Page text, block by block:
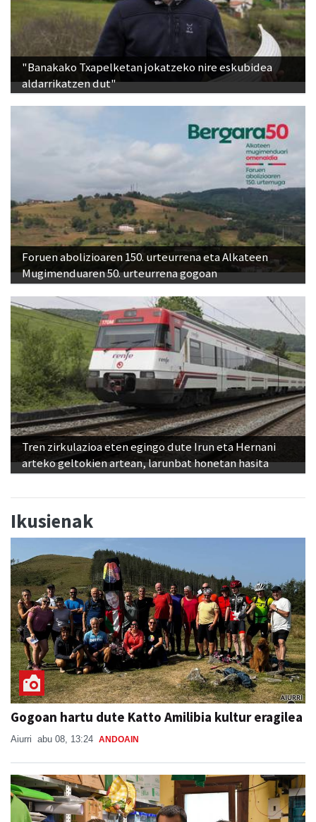
"Banakako Txapelketan jokatzeko nire eskubidea
aldarrikatzen dut"
Foruen abolizioaren 150. urteurrena eta Alkateen
Mugimenduaren 50. urteurrena gogoan
Tren zirkulazioa eten egingo dute Irun eta Hernani
arteko geltokien artean, larunbat honetan hasita
Ikusienak
Gogoan hartu dute Katto Amilibia kultur eragilea
Aiurri abu 08, 13:24 ANDOAIN